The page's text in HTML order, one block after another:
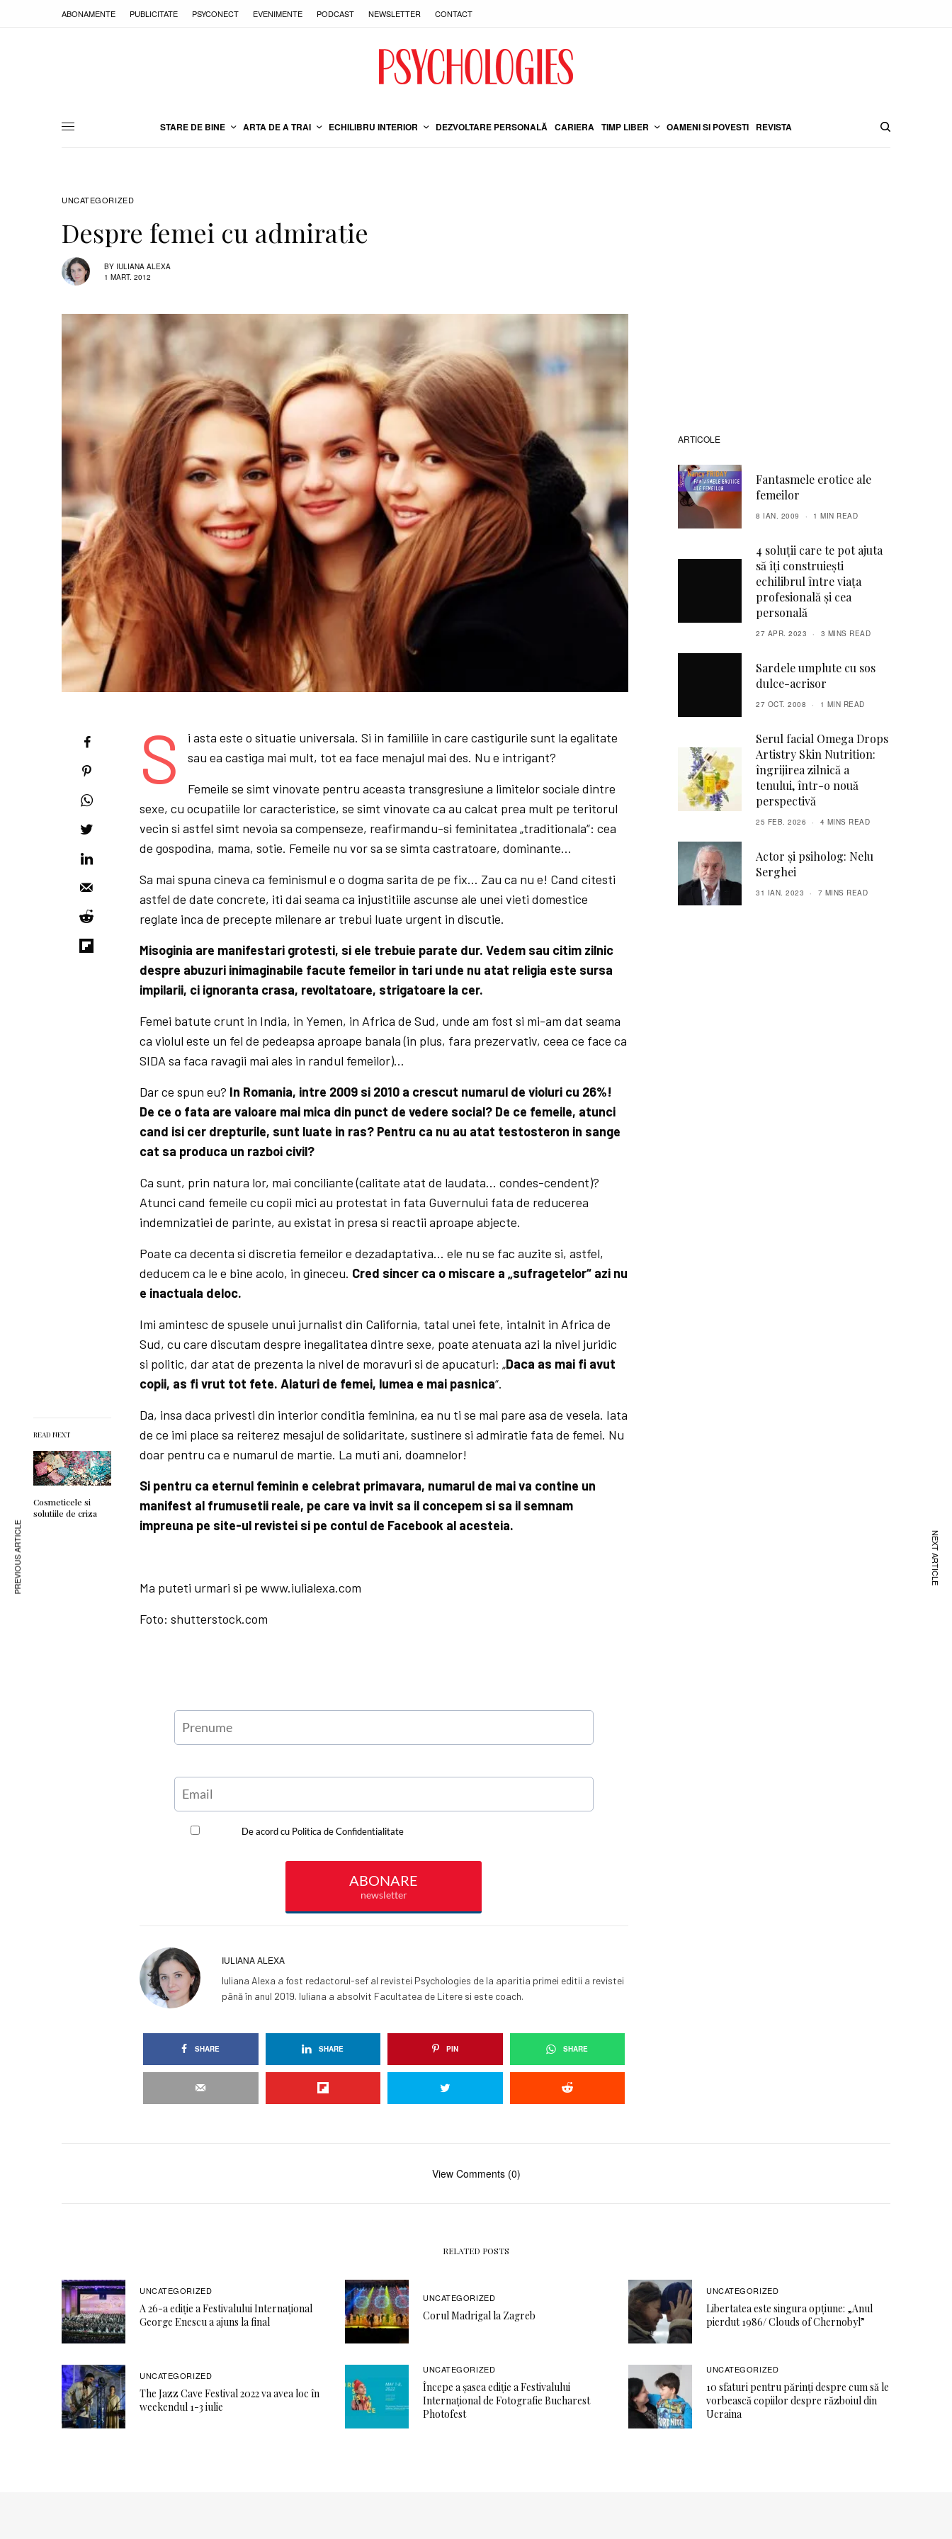
ABONAMENTE PUBLICITATE PSYCONECT EVENIMENTE PODCAST NEWSLETTER CONTACT
STARE DE BINE ARTA DE A TRAI ECHILIBRU INTERIOR DEZVOLTARE PERSONALĂ CARIERA TIMP LIBER OAMENI SI POVESTI REVISTA
UNCATEGORIZED
Despre femei cu admiratie
BY IULIANA ALEXA
1 MART. 2012
READ NEXT
Cosmeticele si
solutiile de criza
S
i asta este o situatie universala. Si in familiile in care castigurile sunt la egalitate
sau ea castiga mai mult, tot ea face menajul mai des. Nu e intrigant?
Femeile se simt vinovate pentru aceasta transgresiune a limitelor sociale dintre
sexe, cu ocupatiile lor caracteristice, se simt vinovate ca au calcat prea mult pe teritorul
vecin si astfel simt nevoia sa compenseze, reafirmandu-si feminitatea „traditionala“: cea
de gospodina, mama, sotie. Femeile nu vor sa se simta castratoare, dominante…
Sa mai spuna cineva ca feminismul e o dogma sarita de pe fix… Zau ca nu e! Cand citesti
astfel de date concrete, iti dai seama ca injustitiile ascunse ale unei vieti domestice
reglate inca de precepte milenare ar trebui luate urgent in discutie.
Misoginia are manifestari grotesti, si ele trebuie parate dur. Vedem sau citim zilnic
despre abuzuri inimaginabile facute femeilor in tari unde nu atat religia este sursa
impilarii, ci ignoranta crasa, revoltatoare, strigatoare la cer.
Femei batute crunt in India, in Yemen, in Africa de Sud, unde am fost si mi-am dat seama
ca violul este un fel de pedeapsa aproape banala (in plus, fara prezervativ, ceea ce face ca
SIDA sa faca ravagii mai ales in randul femeilor)…
Dar ce spun eu? In Romania, intre 2009 si 2010 a crescut numarul de violuri cu 26%!
De ce o fata are valoare mai mica din punct de vedere social? De ce femeile, atunci
cand isi cer drepturile, sunt luate in ras? Pentru ca nu au atat testosteron in sange
cat sa produca un razboi civil?
Ca sunt, prin natura lor, mai conciliante (calitate atat de laudata… condes-cendent)?
Atunci cand femeile cu copii mici au protestat in fata Guvernului fata de reducerea
indemnizatiei de parinte, au existat in presa si reactii aproape abjecte.
Poate ca decenta si discretia femeilor e dezadaptativa… ele nu se fac auzite si, astfel,
deducem ca le e bine acolo, in gineceu. Cred sincer ca o miscare a „sufragetelor“ azi nu
e inactuala deloc.
Imi amintesc de spusele unui jurnalist din California, tatal unei fete, intalnit in Africa de
Sud, cu care discutam despre inegalitatea dintre sexe, poate atenuata azi la nivel juridic
si politic, dar atat de prezenta la nivel de moravuri si de apucaturi: „Daca as mai fi avut
copii, as fi vrut tot fete. Alaturi de femei, lumea e mai pasnica“.
Da, insa daca privesti din interior conditia feminina, ea nu ti se mai pare asa de vesela. Iata
de ce imi place sa reiterez mesajul de solidaritate, sustinere si admiratie fata de femei. Nu
doar pentru ca e numarul de martie. La muti ani, doamnelor!
Si pentru ca eternul feminin e celebrat primavara, numarul de mai va contine un
manifest al frumusetii reale, pe care va invit sa il concepem si sa il semnam
impreuna pe site-ul revistei si pe contul de Facebook al acesteia.
Ma puteti urmari si pe www.iulialexa.com
Foto: shutterstock.com
IULIANA ALEXA
Iuliana Alexa a fost redactorul-sef al revistei Psychologies de la aparitia primei editii a revistei
până în anul 2019. Iuliana a absolvit Facultatea de Litere si este coach.
SHARE SHARE PIN SHARE
ARTICOLE
Fantasmele erotice ale
femeilor
8 IAN. 2009 1 MIN READ
4 soluții care te pot ajuta
să îți construiești
echilibrul între viața
profesională și cea
personală
27 APR. 2023 3 MINS READ
Sardele umplute cu sos
dulce-acrisor
27 OCT. 2008 1 MIN READ
Serul facial Omega Drops
Artistry Skin Nutrition:
îngrijirea zilnică a
tenului, într-o nouă
perspectivă
25 FEB. 2026 4 MINS READ
Actor și psiholog: Nelu
Serghei
31 IAN. 2023 7 MINS READ
PREVIOUS ARTICLE NEXT ARTICLE
View Comments (0)
RELATED POSTS
UNCATEGORIZED
A 26-a ediție a Festivalului Internațional
George Enescu a ajuns la final
UNCATEGORIZED
Corul Madrigal la Zagreb
UNCATEGORIZED
Libertatea este singura opţiune: „Anul
pierdut 1986/ Clouds of Chernobyl”
UNCATEGORIZED
The Jazz Cave Festival 2022 va avea loc în
weekendul 1-3 iulie
UNCATEGORIZED
Începe a șasea ediție a Festivalului
Internațional de Fotografie Bucharest
Photofest
UNCATEGORIZED
10 sfaturi pentru părinți despre cum să le
vorbească copiilor despre războiul din
Ucraina